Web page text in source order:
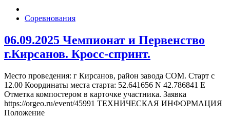
Соревнования
06.09.2025 Чемпионат и Первенство
г.Кирсанов. Кросс-спринт.
Место проведения: г Кирсанов, район завода СОМ. Старт с
12.00 Координаты места старта: 52.641656 N 42.786841 E
Отметка компостером в карточке участника. Заявка
https://orgeo.ru/event/45991 ТЕХНИЧЕСКАЯ ИНФОРМАЦИЯ
Положение